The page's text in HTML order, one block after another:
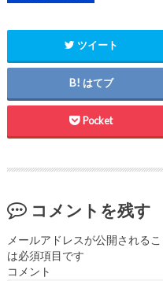
ツイート
はてブ
Pocket
コメントを残す
メールアドレスが公開されるこ
は必須項目です
コメント